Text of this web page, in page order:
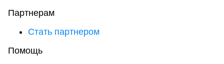
Партнерам
Стать партнером
Помощь